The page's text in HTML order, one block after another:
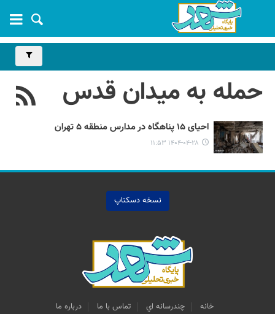
حمله به میدان قدس
احیای ۱۵ پناهگاه در مدارس منطقه ۵ تهران
۱۴۰۴-۰۴-۲۸ ۱۱:۵۳
نسخه دسکتاپ
خانه چندرسانه اي تماس با ما درباره ما